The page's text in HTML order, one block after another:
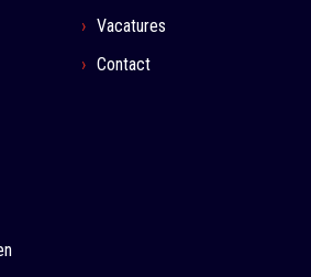
Vacatures
Contact